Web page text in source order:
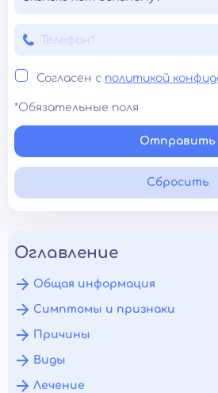
Согласен с политикой
*Обязательные поля
Отправить
Сбросить
Оглавление
Общая информация
Симптомы и признаки
Причины
Виды
Лечение